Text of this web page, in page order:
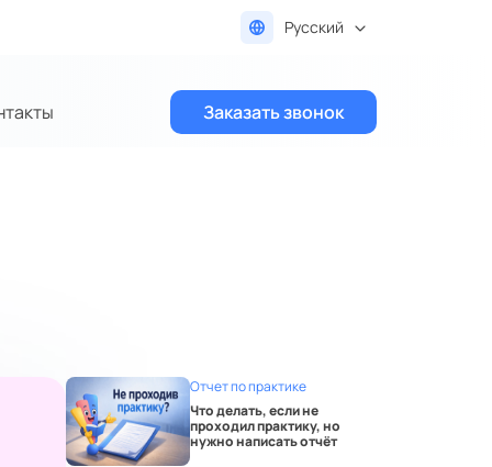
Русский
Заказать звонок
Отчет по практике
Что делать, если не
проходил практику, но
нужно написать отчёт